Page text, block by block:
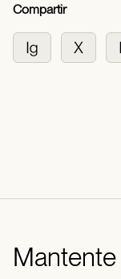
Compartir
Mantente